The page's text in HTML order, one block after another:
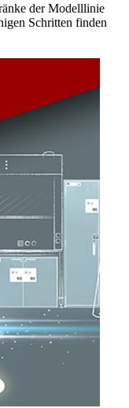
der Modelllinie
Schritten finden